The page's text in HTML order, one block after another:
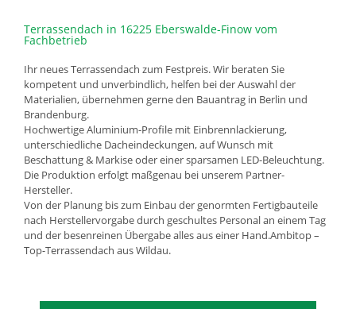
Terrassendach in 16225 Eberswalde-Finow vom
Fachbetrieb
Ihr neues Terrassendach zum Festpreis. Wir beraten Sie
kompetent und unverbindlich, helfen bei der Auswahl der
Materialien, übernehmen gerne den Bauantrag in Berlin und
Brandenburg.
Hochwertige Aluminium-Profile mit Einbrennlackierung,
unterschiedliche Dacheindeckungen, auf Wunsch mit
Beschattung & Markise oder einer sparsamen LED-Beleuchtung.
Die Produktion erfolgt maßgenau bei unserem Partner-
Hersteller.
Von der Planung bis zum Einbau der genormten Fertigbauteile
nach Herstellervorgabe durch geschultes Personal an einem Tag
und der besenreinen Übergabe alles aus einer Hand.Ambitop –
Top-Terrassendach aus Wildau.